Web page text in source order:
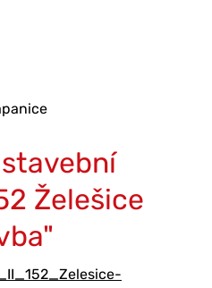
Želešice